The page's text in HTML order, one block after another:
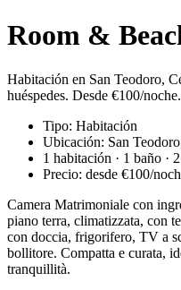
Room &
Habitación en San Teodoro,
huéspedes. Desde €100/
Tipo: Habitación
Ubicación: San
1 habitación · 1 baño ·
Precio: desde €100/
Camera Matrimoniale con
piano terra, climatizzata, con
con doccia, frigorifero, TV a
bollitore. Compatta e curata,
tranquillità.